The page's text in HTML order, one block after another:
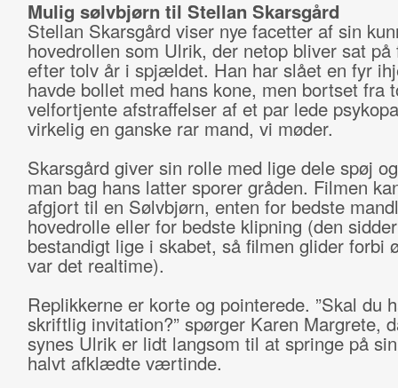
Mulig sølvbjørn til Stellan Skarsgård
Stellan Skarsgård viser nye facetter af sin
hovedrollen som Ulrik, der netop bliver sat på
efter tolv år i spjældet. Han har slået en fyr
havde bollet med hans kone, men bortset fra
velfortjente afstraffelser af et par lede
virkelig en ganske rar mand, vi møder.
Skarsgård giver sin rolle med lige dele spøj
man bag hans latter sporer gråden. Filmen
afgjort til en Sølvbjørn, enten for bedste
hovedrolle eller for bedste klipning (den sidder
bestandigt lige i skabet, så filmen glider forbi
var det realtime).
Replikkerne er korte og pointerede. ”Skal du
skriftlig invitation?” spørger Karen Margrete,
synes Ulrik er lidt langsom til at springe på
halvt afklædte værtinde.